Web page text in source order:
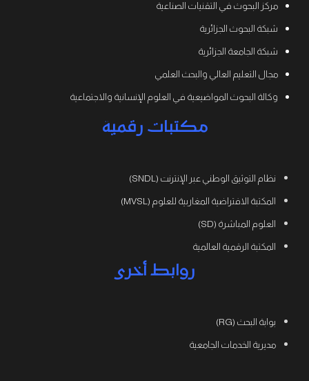
مركز البحوث في التقنيات الصناعية
شبكة البحوث الجزائرية
شبكة الجامعة الجزائرية
مجال التعليم العالي والبحث العلمي
وكالة البحوث المواضيعية في العلوم الإنسانية والاجتماعية
مكتبات رقمية
نظام التوثيق الوطني عبر الإنترنت (SNDL)
المكتبة الافتراضية المغاربية للعلوم (MVSL)
العلوم المباشرة (SD)
المكتبة الرقمية العالمية
روابط أخرى
بوابة البحث (RG)
مديرية الخدمات الجامعية